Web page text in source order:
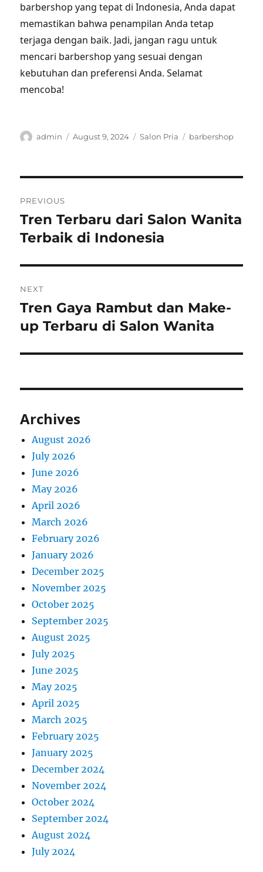
barbershop yang tepat di Indonesia, Anda dapat
memastikan bahwa penampilan Anda tetap
terjaga dengan baik. Jadi, jangan ragu untuk
mencari barbershop yang sesuai dengan
kebutuhan dan preferensi Anda. Selamat
mencoba!
Author
admin
Posted
August 9, 2024 Categories
Salon Pria Tags
barbershop
navigation
PREVIOUS
Previous
post:
Tren Terbaru dari Salon Wanita
Terbaik di Indonesia
NEXT
Next
post:
Tren Gaya Rambut dan Make-
up Terbaru di Salon Wanita
Archives
August 2026
July 2026
June 2026
May 2026
April 2026
March 2026
February 2026
January 2026
December 2025
November 2025
October 2025
September 2025
August 2025
July 2025
June 2025
May 2025
April 2025
March 2025
February 2025
January 2025
December 2024
November 2024
October 2024
September 2024
August 2024
July 2024